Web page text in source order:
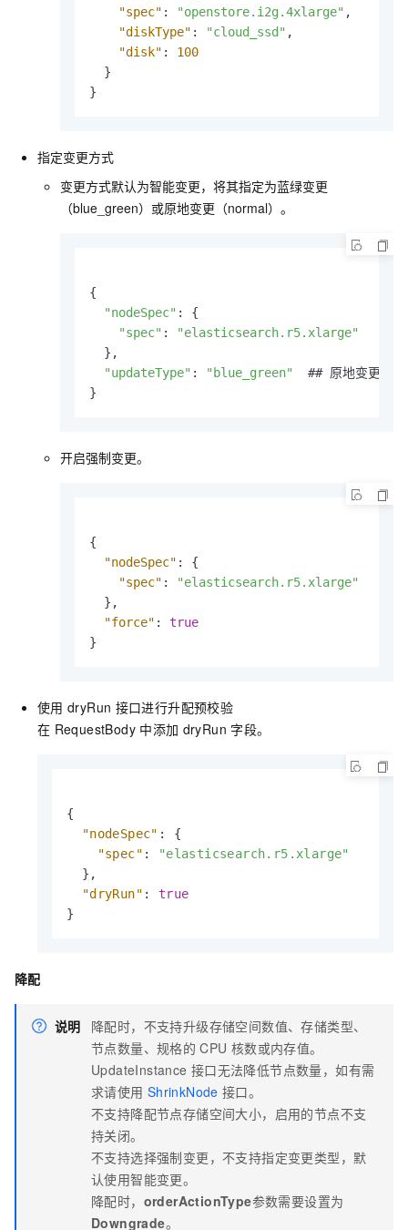
"spec" : "openstore.i2g.4xlarge" ,
"diskType" : "cloud_ssd" ,
"disk" :
100
}
}
指定变更方式
变更方式默认为智能变更，将其指定为蓝绿变更
（blue_green）或原地变更（normal）。
{
"nodeSpec" : {
"spec" :
"elasticsearch.r5.xlarge"
  },
"updateType" : "blue_green"
## 原地变更为
开启强制变更。
{
"nodeSpec" :
{
"spec" :
"elasticsearch.r5.xlarge"
} ,
"force" :
true
}
使用 dryRun 接口进行升配预校验
在 RequestBody 中添加 dryRun 字段。
{
"nodeSpec" :
{
"spec" :
"elasticsearch.r5.xlarge"
} ,
"dryRun" :
true
}
降配
说明
降配时，不支持升级存储空间数值、存储类型、
节点数量、规格的 CPU 核数或内存值。
UpdateInstance 接口无法降低节点数量，如有需
求请使用 ShrinkNode 接口。
不支持降配节点存储空间大小，启用的节点不支
持关闭。
不支持选择强制变更，不支持指定变更类型，默
认使用智能变更。
降配时， orderActionType参数需要设置为
Downgrade。